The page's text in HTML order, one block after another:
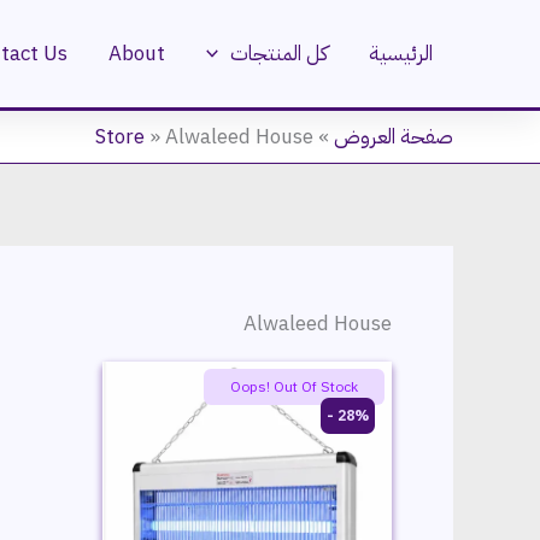
الرئيسية كل المنتجات About
Us
صفحة العروض »
Store »Alwaleed House
Alwaleed House
28% -
Oops! Out Of Stock